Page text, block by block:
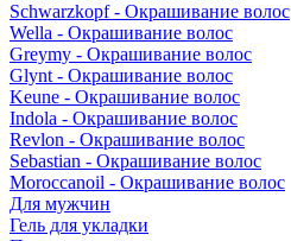
Schwarzkopf - Окрашивание волос
Wella - Окрашивание волос
Greymy - Окрашивание волос
Glynt - Окрашивание волос
Keune - Окрашивание волос
Indola - Окрашивание волос
Revlon - Окрашивание волос
Sebastian - Окрашивание волос
Moroccanoil - Окрашивание волос
Для мужчин
Гель для укладки